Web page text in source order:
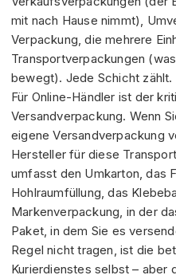
mit nach Hause nimmt),
Verpackung, die mehrere
Transportverpackungen
bewegt). Jede Schicht zählt.
Für Online-Händler ist der
Versandverpackung. Wenn
eigene Versandverpackung
Hersteller für diese
umfasst den Umkarton, das
Hohlraumfüllung, das
Markenverpackung, in der
Paket, in dem Sie es
Regel nicht tragen, ist die
Kurierdienstes selbst – aber